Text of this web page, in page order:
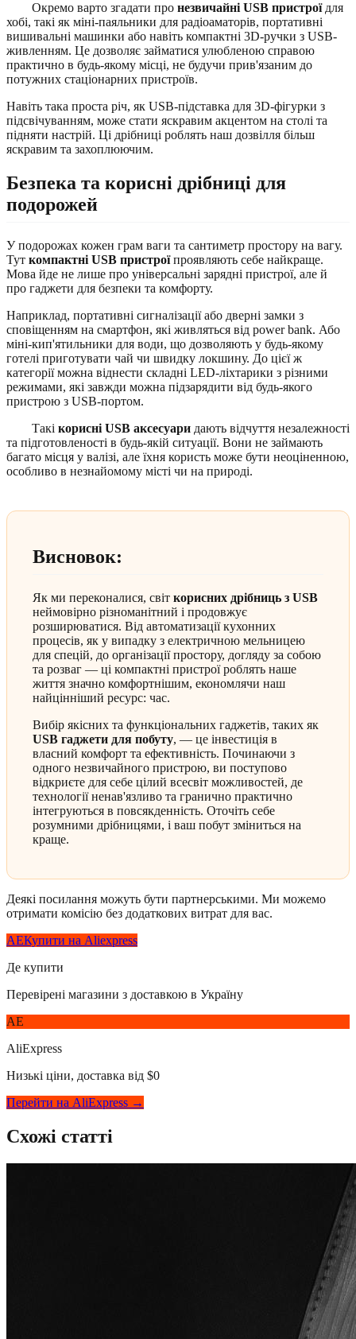
Окремо варто згадати про незвичайні USB пристроїдля
хобі, такі як міні-паяльники для радіоаматорів, портативні
вишивальні машинки або навіть компактні 3D-ручки з USB-
живленням. Це дозволяє займатися улюбленою справою
практично в будь-якому місці, не будучи прив'язаним до
потужних стаціонарних пристроїв.
Навіть така проста річ, як USB-підставка для 3D-фігурки з
підсвічуванням, може стати яскравим акцентом на столі та
підняти настрій. Ці дрібниці роблять наш дозвілля більш
яскравим та захоплюючим.
Безпека та корисні дрібниці для
подорожей
У подорожах кожен грам ваги та сантиметр простору на вагу.
Тут компактні USB пристроїпроявляють себе найкраще.
Мова йде не лише про універсальні зарядні пристрої, але й
про гаджети для безпеки та комфорту.
Наприклад, портативні сигналізації або дверні замки з
сповіщенням на смартфон, які живляться від power bank. Або
міні-кип'ятильники для води, що дозволяють у будь-якому
готелі приготувати чай чи швидку локшину. До цієї ж
категорії можна віднести складні LED-ліхтарики з різними
режимами, які завжди можна підзарядити від будь-якого
пристрою з USB-портом.
Такі корисні USB аксесуари дають відчуття незалежності
та підготовленості в будь-якій ситуації. Вони не займають
багато місця у валізі, але їхня користь може бути неоціненною,
особливо в незнайомому місті чи на природі.
Висновок:
Як ми переконалися, світ корисних дрібниць з USB
неймовірно різноманітний і продовжує
розширюватися. Від автоматизації кухонних
процесів, як у випадку з електричною мельницею
для спецій, до організації простору, догляду за собою
та розваг — ці компактні пристрої роблять наше
життя значно комфортнішим, економлячи наш
найцінніший ресурс: час.
Вибір якісних та функціональних гаджетів, таких як
USB гаджети для побуту, — це інвестиція в
власний комфорт та ефективність. Починаючи з
одного незвичайного пристрою, ви поступово
відкриєте для себе цілий всесвіт можливостей, де
технології ненав'язливо та гранично практично
інтегруються в повсякденність. Оточіть себе
розумними дрібницями, і ваш побут зміниться на
краще.
Деякі посилання можуть бути партнерськими. Ми можемо
отримати комісію без додаткових витрат для вас.
AEКупити на Aliexpress
Де купити
Перевірені магазини з доставкою в Україну
AE
AliExpress
Низькі ціни, доставка від $0
Перейти на AliExpress →
Схожі статті